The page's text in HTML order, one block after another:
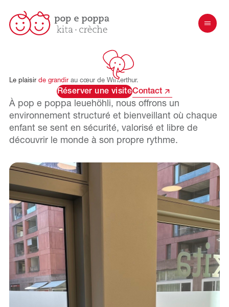
Le plaisir de grandir au cœur de Winterthur.
Réserver une visiteContact
À pop e poppa leuehöhli, nous offrons un
environnement structuré et bienveillant où chaque
enfant se sent en sécurité, valorisé et libre de
découvrir le monde à son propre rythme.